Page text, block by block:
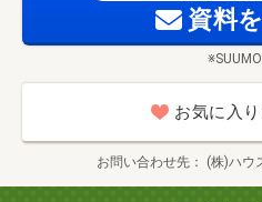
資料
お気に入
お問い合わせ先 (株)ハウ